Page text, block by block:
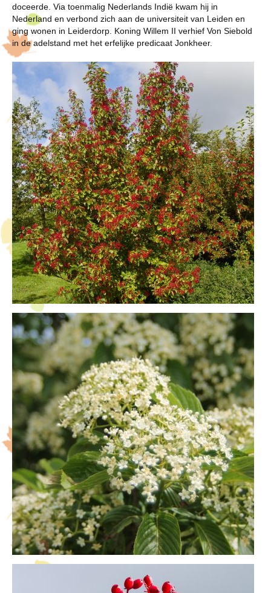
doceerde. Via toenmalig Nederlands Indië kwam hij in
Nederland en verbond zich aan de universiteit van Leiden en
ging wonen in Leiderdorp. Koning Willem II verhief Von Siebold
in de adelstand met het erfelijke predicaat Jonkheer.